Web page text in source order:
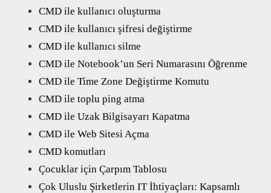
CMD ile kullanıcı oluşturma
CMD ile kullanıcı şifresi değiştirme
CMD ile kullanıcı silme
CMD ile Notebook’un Seri Numarasını Öğrenme
CMD ile Time Zone Değiştirme Komutu
CMD ile toplu ping atma
CMD ile Uzak Bilgisayarı Kapatma
CMD ile Web Sitesi Açma
CMD komutları
Çocuklar için Çarpım Tablosu
Çok Uluslu Şirketlerin IT İhtiyaçları: Kapsamlı